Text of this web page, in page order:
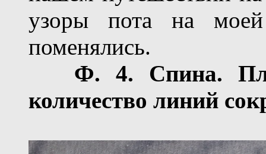
узоры пота на моей
поменялись.
Ф. 4. Спина.
количество линий